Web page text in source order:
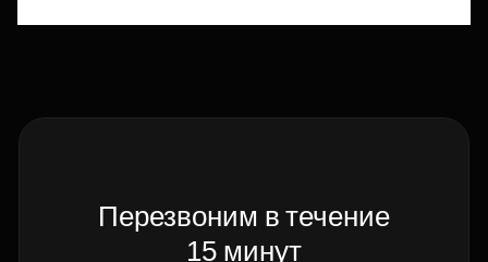
Перезвоним в течение
15 минут